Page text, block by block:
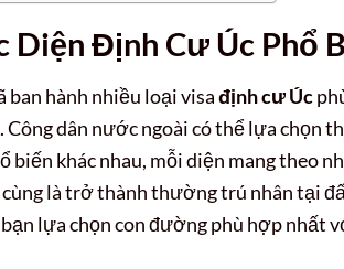
Diện Định Cư Úc Phổ
ban hành nhiều loại visađịnh cư Úc
dân nước ngoài có thể lựa chọn
biến khác nhau, mỗi diện mang theo
là trở thành thường trú nhân tại
lựa chọn con đường phù hợp nhất